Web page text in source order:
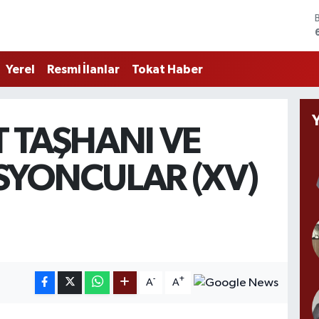
Yerel Resmi İlanlar Tokat Haber
TAŞHANI VE
(XV)
A- A+